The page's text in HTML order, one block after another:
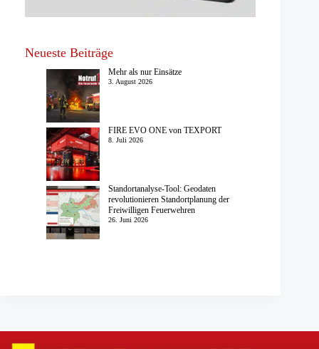
Neueste Beiträge
Mehr als nur Einsätze
3. August 2026
FIRE EVO ONE von TEXPORT
8. Juli 2026
Standortanalyse-Tool: Geodaten
revolutionieren Standortplanung der
Freiwilligen Feuerwehren
26. Juni 2026